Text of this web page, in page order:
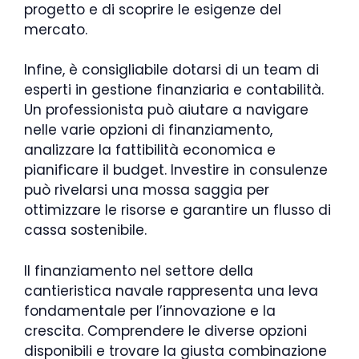
progetto e di scoprire le esigenze del
mercato.
Infine, è consigliabile dotarsi di un team di
esperti in gestione finanziaria e contabilità.
Un professionista può aiutare a navigare
nelle varie opzioni di finanziamento,
analizzare la fattibilità economica e
pianificare il budget. Investire in consulenze
può rivelarsi una mossa saggia per
ottimizzare le risorse e garantire un flusso di
cassa sostenibile.
Il finanziamento nel settore della
cantieristica navale rappresenta una leva
fondamentale per l’innovazione e la
crescita. Comprendere le diverse opzioni
disponibili e trovare la giusta combinazione